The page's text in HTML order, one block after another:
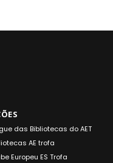
das Bibliotecas do AET
AE trofa
Europeu ES Trofa